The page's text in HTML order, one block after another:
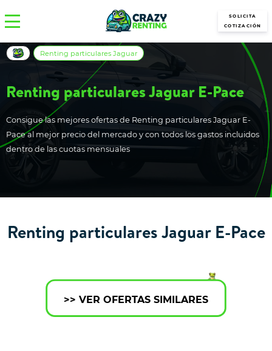
SOLICITA
COTIZACIÓN
Renting particulares Jaguar E-Pace
Consigue las mejores ofertas de Renting particulares Jaguar E-
Pace al mejor precio del mercado y con todos los gastos incluidos
dentro de las cuotas mensuales
Renting particulares Jaguar
Renting particulares Jaguar E-Pace
>> VER OFERTAS SIMILARES